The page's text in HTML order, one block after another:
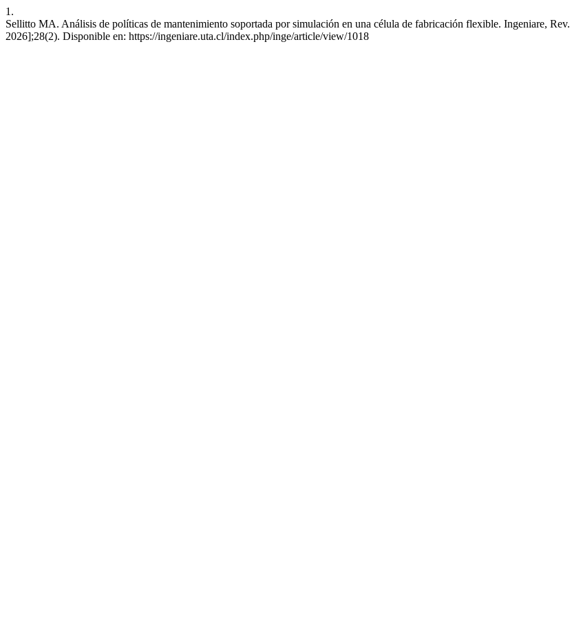
1.
Sellitto MA. Análisis de políticas de mantenimiento soportada por simulación en una célula de fabricación flexible. Ingeniare,
2026];28(2). Disponible en: https://ingeniare.uta.cl/index.php/inge/article/view/1018